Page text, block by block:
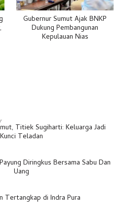
Gubernur Sumut Ajak BNKP
Dukung Pembangunan
Kepulauan Nias
Titiek Sugiharti: Keluarga Jadi
Kunci Teladan
Diringkus Bersama Sabu Dan
Uang
Tertangkap di Indra Pura